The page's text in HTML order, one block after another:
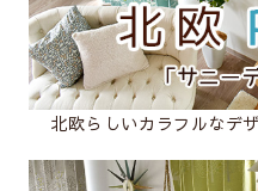
北欧らしいカラフルなデ